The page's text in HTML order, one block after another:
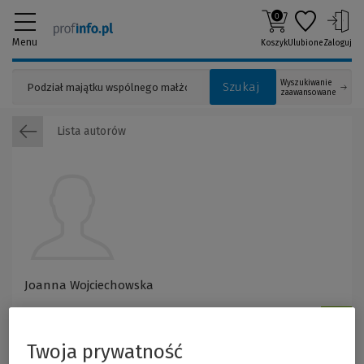
Menu
Szukaj
Wyszukiwanie
zaawansowane
0
KoszykUlubioneZaloguj
Joanna Wojciechowska
Lista autorów
Twoja prywatność